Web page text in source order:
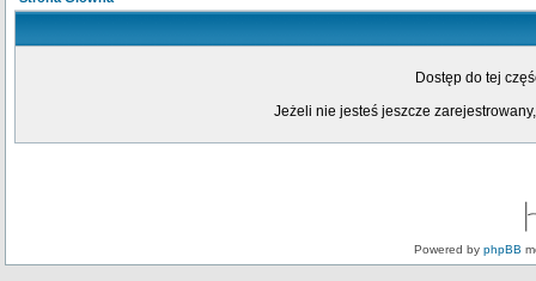
Dostęp do tej
Jeżeli nie jesteś jeszcze
Powered by phpBB